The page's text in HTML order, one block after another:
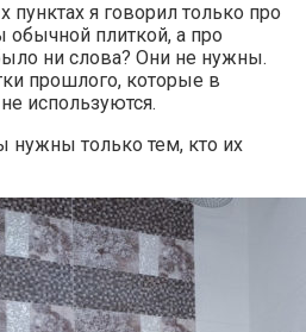
я говорил только про
обычной плиткой, а про
ни слова? Они не нужны.
прошлого, которые в
используются.
только тем, кто их